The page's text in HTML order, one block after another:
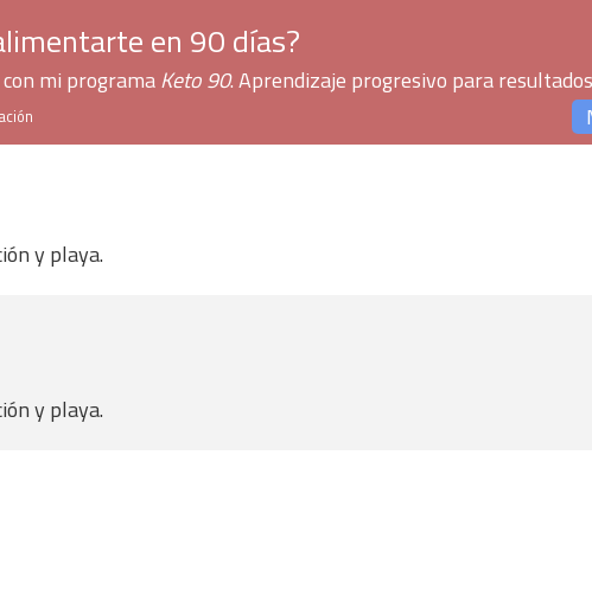
en 90 días?
mi programaKeto 90. Aprendizaje progresivo para
y playa.
y playa.